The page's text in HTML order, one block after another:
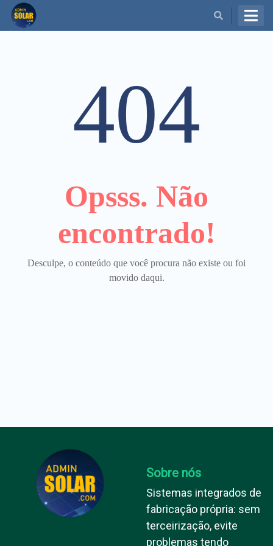
404
Opsss. Não
encontrado!
Desculpe, o conteúdo que você procura não existe ou foi
movido daqui.
Sobre nós
Sistemas integrados de
fabricação própria: sem
terceirização, evite
problemas tendo